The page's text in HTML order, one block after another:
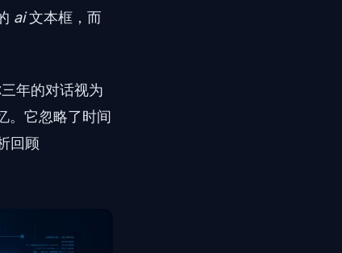
ai文本框，而
年的对话视为
。它忽略了时间
回顾